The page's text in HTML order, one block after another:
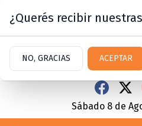
Sábado 8 de
¿Querés recibir
NO, GRACIAS ACEPTAR